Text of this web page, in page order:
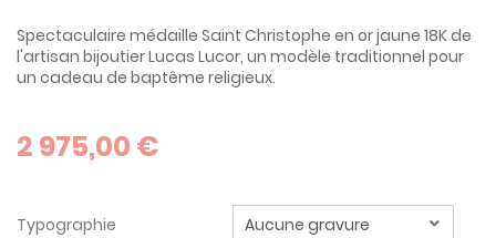
Spectaculaire médaille Saint Christophe en or jaune 18K de
l'artisan bijoutier Lucas Lucor, un modèle traditionnel pour
un cadeau de baptême religieux.
2 975,00 €
Typographie